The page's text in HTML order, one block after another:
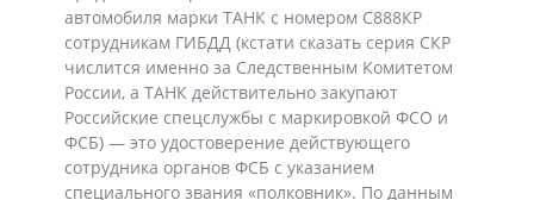
автомобиля марки ТАНК с номером С888КР
сотрудникам ГИБДД (кстати сказать серия СКР
числится именно за Следственным Комитетом
России, а ТАНК действительно закупают
Российские спецслужбы с маркировкой ФСО и
ФСБ) — это удостоверение действующего
сотрудника органов ФСБ с указанием
специального звания «полковник». По данным